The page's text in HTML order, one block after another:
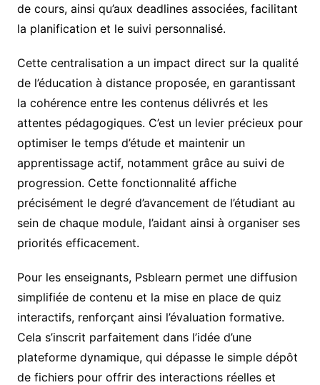
de cours, ainsi qu’aux deadlines associées, facilitant
la planification et le suivi personnalisé.
Cette centralisation a un impact direct sur la qualité
de l’éducation à distance proposée, en garantissant
la cohérence entre les contenus délivrés et les
attentes pédagogiques. C’est un levier précieux pour
optimiser le temps d’étude et maintenir un
apprentissage actif, notamment grâce au suivi de
progression. Cette fonctionnalité affiche
précisément le degré d’avancement de l’étudiant au
sein de chaque module, l’aidant ainsi à organiser ses
priorités efficacement.
Pour les enseignants, Psblearn permet une diffusion
simplifiée de contenu et la mise en place de quiz
interactifs, renforçant ainsi l’évaluation formative.
Cela s’inscrit parfaitement dans l’idée d’une
plateforme dynamique, qui dépasse le simple dépôt
de fichiers pour offrir des interactions réelles et